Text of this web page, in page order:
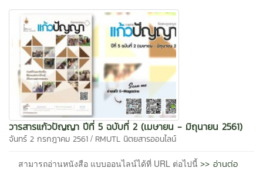
วารสารแก้วปัญญา ปีที่ 5 ฉบับที่ 2 (เมษายน - มิถุนายน 2561)
จันทร์ 2 กรกฎาคม 2561 / RMUTL นิตยสารออนไลน์
สามารถอ่านหนังสือ แบบออนไลน์ได้ที่ URL ต่อไปนี้ >> อ่านต่อ